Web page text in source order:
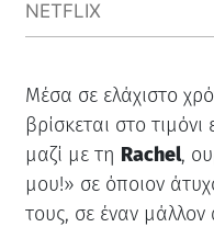
NETFLIX
Μέσα σε ελάχιστο
βρίσκεται στο
μαζί με τη Rachel,
μου!» σε όποιον
τους, σε έναν μάλλον